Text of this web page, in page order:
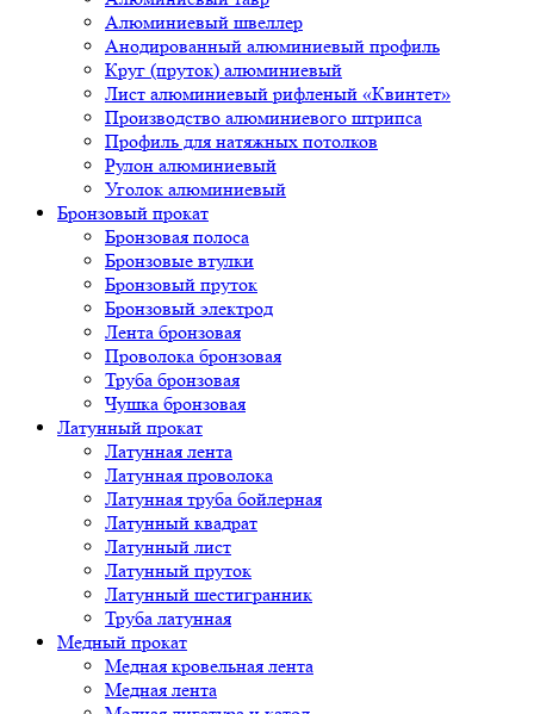
Алюминиевый швеллер
Анодированный алюминиевый профиль
Круг (пруток) алюминиевый
Лист алюминиевый рифленый «Квинтет»
Производство алюминиевого штрипса
Профиль для натяжных потолков
Рулон алюминиевый
Уголок алюминиевый
Бронзовый прокат
Бронзовая полоса
Бронзовые втулки
Бронзовый пруток
Бронзовый электрод
Лента бронзовая
Проволока бронзовая
Труба бронзовая
Чушка бронзовая
Латунный прокат
Латунная лента
Латунная проволока
Латунная труба бойлерная
Латунный квадрат
Латунный лист
Латунный пруток
Латунный шестигранник
Труба латунная
Медный прокат
Медная кровельная лента
Медная лента